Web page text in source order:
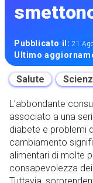
Pubblicato il:21
Ultimo
Salute
L’abbondante
associato a una
diabete e problemi
cambiamento
alimentari di molte
consapevolezza